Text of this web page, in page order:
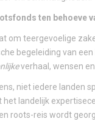
ten behoeve
om teergevoelige
begeleiding van
verhaal, wensen
niet iedere landen
het landelijk
roots-reis wordt